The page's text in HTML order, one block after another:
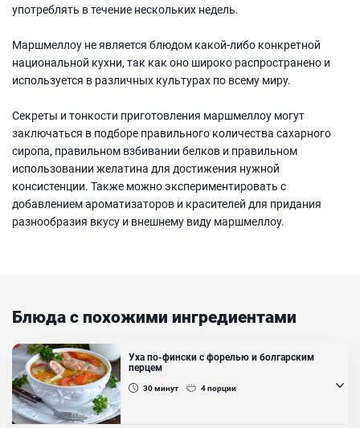
употреблять в течение нескольких недель.
Маршмеллоу не является блюдом какой-либо конкретной
национальной кухни, так как оно широко распространено и
используется в различных культурах по всему миру.
Секреты и тонкости приготовления маршмеллоу могут
заключаться в подборе правильного количества сахарного
сиропа, правильном взбивании белков и правильном
использовании желатина для достижения нужной
консистенции. Также можно экспериментировать с
добавлением ароматизаторов и красителей для придания
разнообразия вкусу и внешнему виду маршмеллоу.
Блюда с похожими ингредиентами
Уха по-фински с форелью и болгарским
перцем
30минут 4порции